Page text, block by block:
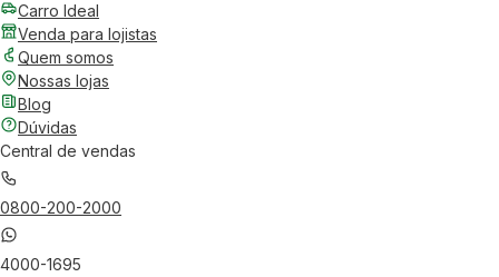
Carro Ideal
Venda para lojistas
Quem somos
Nossas lojas
Blog
Dúvidas
Central de vendas
0800-200-2000
4000-1695